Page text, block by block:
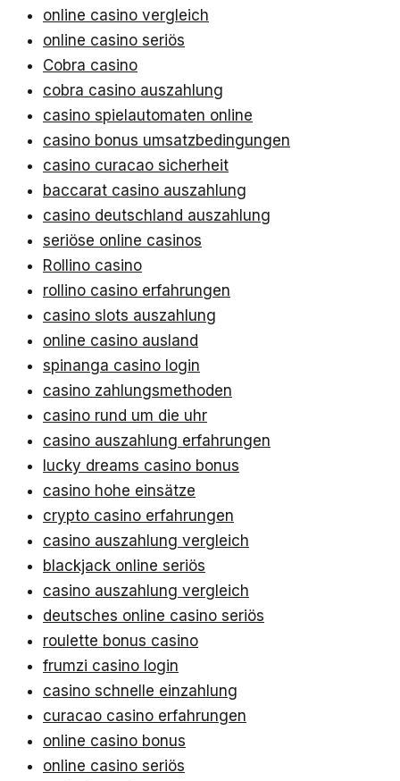
online casino vergleich
online casino seriös
Cobra casino
cobra casino auszahlung
casino spielautomaten online
casino bonus umsatzbedingungen
casino curacao sicherheit
baccarat casino auszahlung
casino deutschland auszahlung
seriöse online casinos
Rollino casino
rollino casino erfahrungen
casino slots auszahlung
online casino ausland
spinanga casino login
casino zahlungsmethoden
casino rund um die uhr
casino auszahlung erfahrungen
lucky dreams casino bonus
casino hohe einsätze
crypto casino erfahrungen
casino auszahlung vergleich
blackjack online seriös
casino auszahlung vergleich
deutsches online casino seriös
roulette bonus casino
frumzi casino login
casino schnelle einzahlung
curacao casino erfahrungen
online casino bonus
online casino seriös